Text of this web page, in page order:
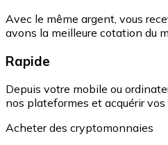
Avec le même argent, vous
avons la meilleure cotation du
Rapide
Depuis votre mobile ou
nos plateformes et acquérir vos
Acheter des cryptomonnaies